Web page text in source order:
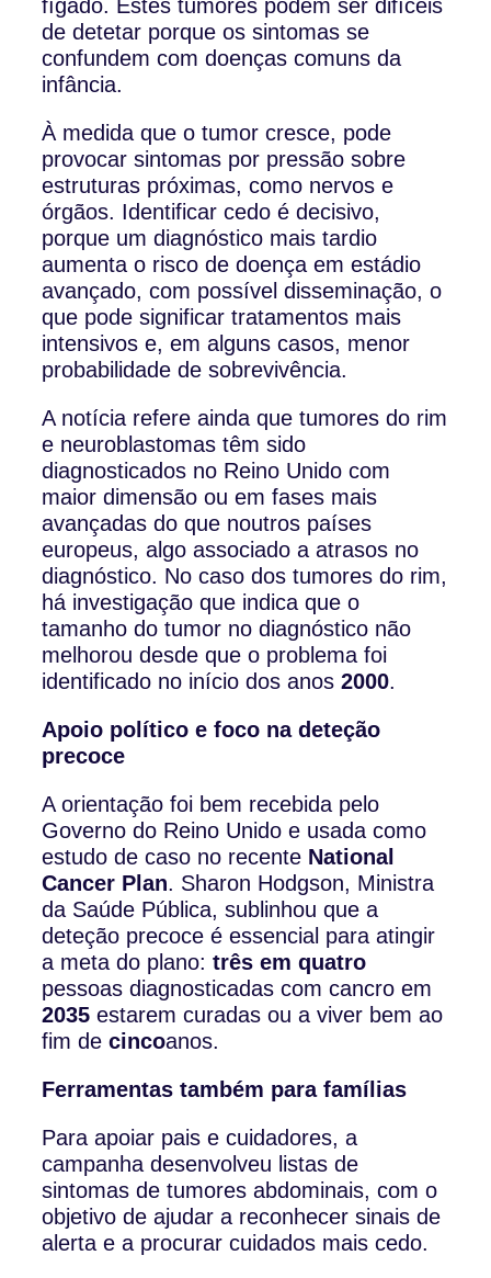
fígado. Estes tumores podem ser difíceis
de detetar porque os sintomas se
confundem com doenças comuns da
infância.
À medida que o tumor cresce, pode
provocar sintomas por pressão sobre
estruturas próximas, como nervos e
órgãos. Identificar cedo é decisivo,
porque um diagnóstico mais tardio
aumenta o risco de doença em estádio
avançado, com possível disseminação, o
que pode significar tratamentos mais
intensivos e, em alguns casos, menor
probabilidade de sobrevivência.
A notícia refere ainda que tumores do rim
e neuroblastomas têm sido
diagnosticados no Reino Unido com
maior dimensão ou em fases mais
avançadas do que noutros países
europeus, algo associado a atrasos no
diagnóstico. No caso dos tumores do rim,
há investigação que indica que o
tamanho do tumor no diagnóstico não
melhorou desde que o problema foi
identificado no início dos anos2000.
Apoio político e foco na deteção
precoce
A orientação foi bem recebida pelo
Governo do Reino Unido e usada como
estudo de caso no recente National
Cancer Plan. Sharon Hodgson, Ministra
da Saúde Pública, sublinhou que a
deteção precoce é essencial para atingir
a meta do plano:três em quatro
pessoas diagnosticadas com cancro em
2035 estarem curadas ou a viver bem ao
fim decincoanos.
Ferramentas também para famílias
Para apoiar pais e cuidadores, a
campanha desenvolveu listas de
sintomas de tumores abdominais, com o
objetivo de ajudar a reconhecer sinais de
alerta e a procurar cuidados mais cedo.